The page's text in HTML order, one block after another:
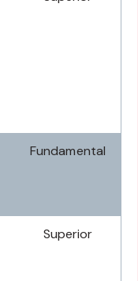
Fundamental
Superior